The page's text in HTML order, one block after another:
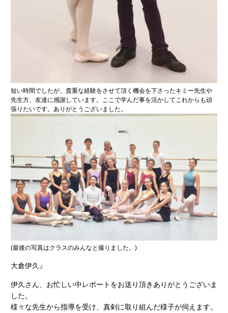
短い時間でしたが、貴重な経験をさせて頂く機会を下さったキミー先生や
先生方、友達に感謝しています。ここで学んだ事を活かしてこれからも頑
張りたいです。ありがとうございました。
(最後の写真はクラスのみんなと撮りました。)
大倉伊久』
伊久さん、お忙しい中レポートをお送り頂きありがとうございま
した。
様々な先生から指導を受け、真剣に取り組んだ様子が伺えます。